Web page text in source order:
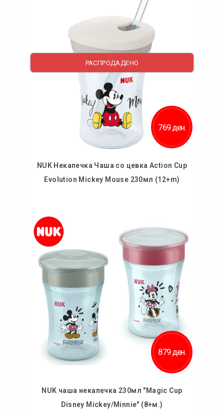
Додај во желби
Додај за споредба
РАСПРОДАДЕНО
769 ден.
NUK Некапечка Чаша со цевка Action Cup
Evolution Mickey Mouse 230мл (12+m)
Додај во желби
Додај за споредба
879 ден.
NUK чаша некапечка 230мл "Magic Cup
Disney Mickey/Minnie" (8+м.)